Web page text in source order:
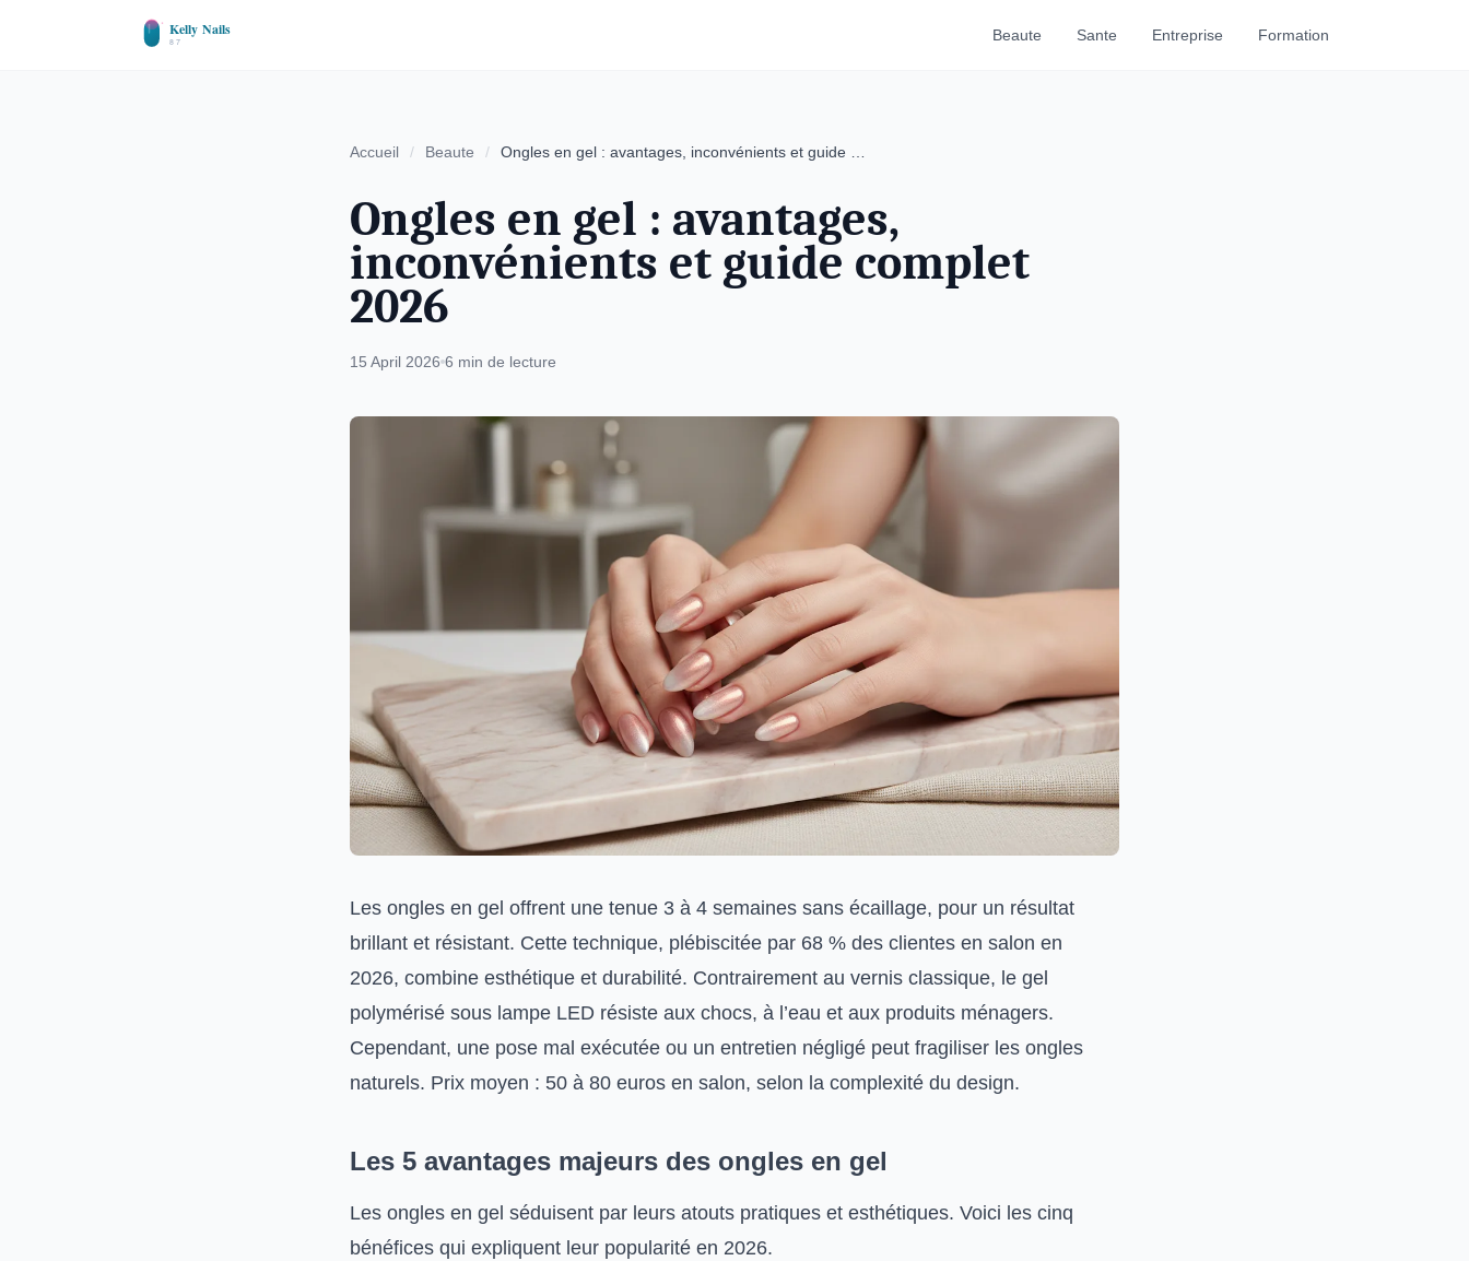
Beaute Sante Entreprise Formation
Accueil / Beaute / Ongles en gel : avantages, inconvénients et guide …
Ongles en gel : avantages,
inconvénients et guide complet
2026
15 April 2026 6 min de lecture
Les ongles en gel offrent une tenue 3 à 4 semaines sans écaillage, pour un résultat
brillant et résistant. Cette technique, plébiscitée par 68 % des clientes en salon en
2026, combine esthétique et durabilité. Contrairement au vernis classique, le gel
polymérisé sous lampe LED résiste aux chocs, à l’eau et aux produits ménagers.
Cependant, une pose mal exécutée ou un entretien négligé peut fragiliser les ongles
naturels. Prix moyen : 50 à 80 euros en salon, selon la complexité du design.
Les 5 avantages majeurs des ongles en gel
Les ongles en gel séduisent par leurs atouts pratiques et esthétiques. Voici les cinq
bénéfices qui expliquent leur popularité en 2026.